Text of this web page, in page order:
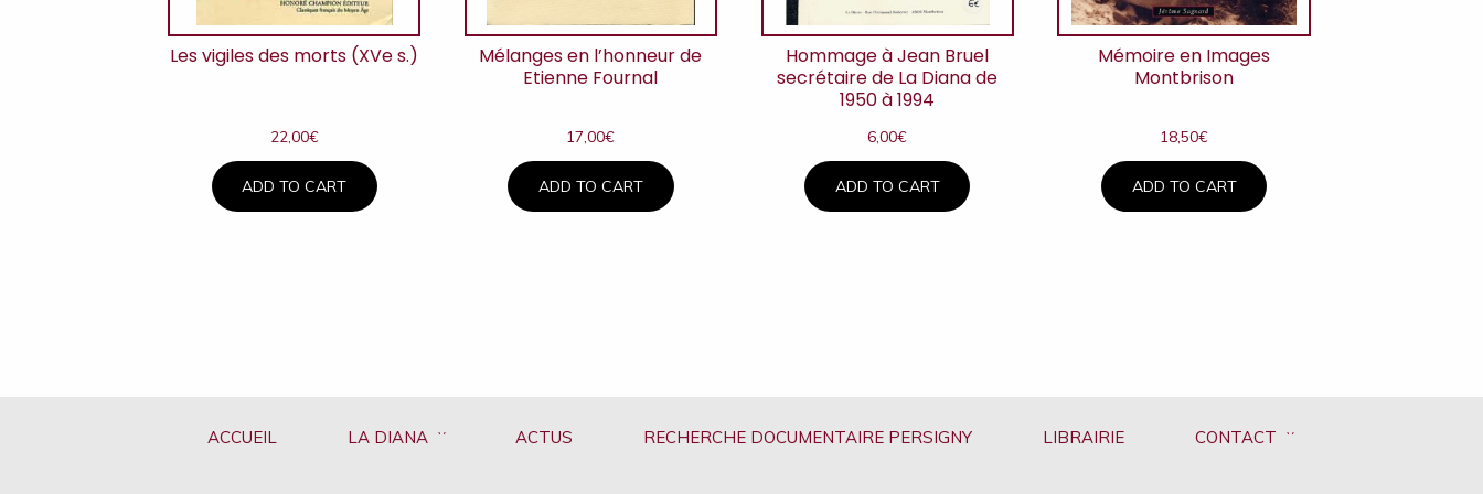
Les vigiles des morts (XVe s.)
22,00€
ADD TO CART
Mélanges en l’honneur de
Etienne Fournal
17,00€
ADD TO CART
Hommage à Jean Bruel
secrétaire de La Diana de
1950 à 1994
6,00€
ADD TO CART
Mémoire en Images
Montbrison
18,50€
ADD TO CART
ACCUEIL LA DIANA ACTUS RECHERCHE DOCUMENTAIRE PERSIGNY LIBRAIRIE CONTACT